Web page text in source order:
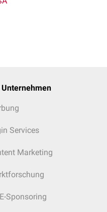
Unternehmen
Services
Marketing
Sponsoring